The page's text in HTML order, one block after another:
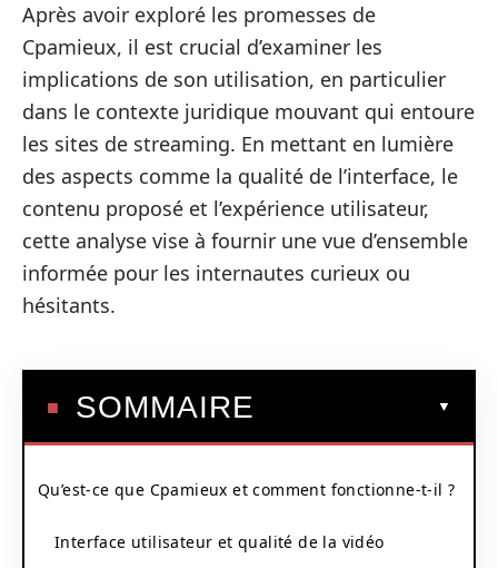
Après avoir exploré les promesses de
Cpamieux, il est crucial d’examiner les
implications de son utilisation, en particulier
dans le contexte juridique mouvant qui entoure
les sites de streaming. En mettant en lumière
des aspects comme la qualité de l’interface, le
contenu proposé et l’expérience utilisateur,
cette analyse vise à fournir une vue d’ensemble
informée pour les internautes curieux ou
hésitants.
SOMMAIRE
Qu’est-ce que Cpamieux et comment fonctionne-t-il ?
Interface utilisateur et qualité de la vidéo